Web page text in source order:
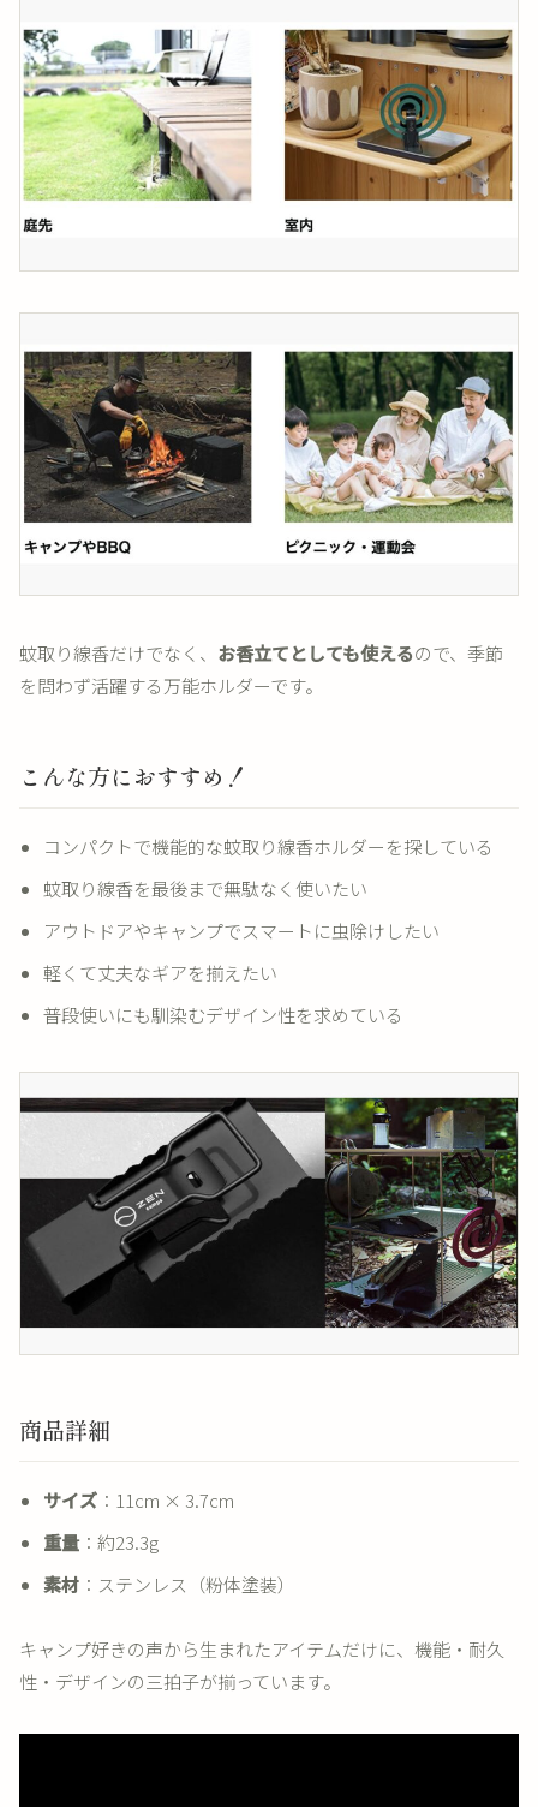
蚊取り線香だけでなく、 お香立てとしても使えるので、季節
を問わず活躍する万能ホルダーです。
こんな方におすすめ！
コンパクトで機能的な蚊取り線香ホルダーを探している
蚊取り線香を最後まで無駄なく使いたい
アウトドアやキャンプでスマートに虫除けしたい
軽くて丈夫なギアを揃えたい
普段使いにも馴染むデザイン性を求めている
商品詳細
サイズ：11cm × 3.7cm
重量：約23.3g
素材：ステンレス（粉体塗装）
キャンプ好きの声から生まれたアイテムだけに、機能・耐久
性・デザインの三拍子が揃っています。